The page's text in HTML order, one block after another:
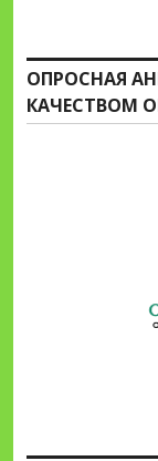
ОПРОСНАЯ
КАЧЕСТВОМ